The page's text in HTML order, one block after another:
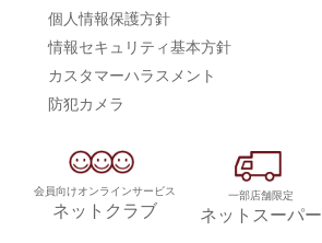
個人情報保護方針
情報セキュリティ基本方針
カスタマーハラスメント
防犯カメラ
会員向けオンラインサービス
ネットクラブ
一部店舗限定
ネットスーパー